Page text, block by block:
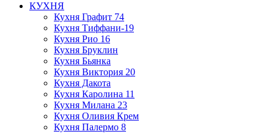
КУХНЯ
Кухня Графит 74
Кухня Тиффани-19
Кухня Рио 16
Кухня Бруклин
Кухня Бьянка
Кухня Виктория 20
Кухня Дакота
Кухня Каролина 11
Кухня Милана 23
Кухня Оливия Крем
Кухня Палермо 8